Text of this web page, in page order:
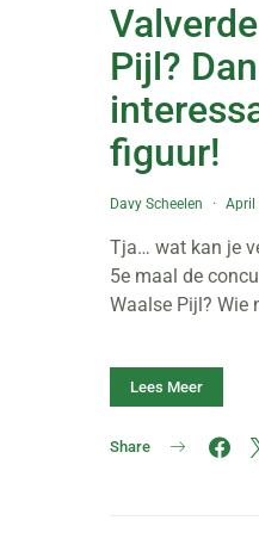
Pijl?
figuur!
Davy Scheelen April
Tja… wat kan je
5e maal de
Waalse Pijl? Wie
Lees Meer
Share